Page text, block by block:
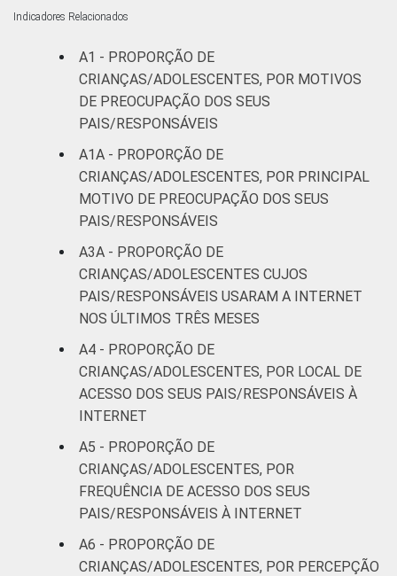
mais
FAIXA ETÁRIA
DA CRIANÇA
ADOLESCENTE
De 9 a 10
anos
De 11 a 12
anos
86
De 13 a 14
anos
De 15 a 17
anos
77
RENDA
FAMILIAR
Até 1 SM
Mais de 1
Mais de 2
SM até 3 SM
SM
Indicadores Relacionados
A1 - PROPORÇÃO DE
CRIANÇAS/ADOLESCENTES, POR MOTIVOS
DE PREOCUPAÇÃO DOS SEUS
PAIS/RESPONSÁVEIS
A1A - PROPORÇÃO DE
CRIANÇAS/ADOLESCENTES, POR PRINCIPAL
MOTIVO DE PREOCUPAÇÃO DOS SEUS
PAIS/RESPONSÁVEIS
A3A - PROPORÇÃO DE
CRIANÇAS/ADOLESCENTES CUJOS
PAIS/RESPONSÁVEIS USARAM A INTERNET
NOS ÚLTIMOS TRÊS MESES
A4 - PROPORÇÃO DE
CRIANÇAS/ADOLESCENTES, POR LOCAL DE
ACESSO DOS SEUS PAIS/RESPONSÁVEIS À
INTERNET
A5 - PROPORÇÃO DE
CRIANÇAS/ADOLESCENTES, POR
FREQUÊNCIA DE ACESSO DOS SEUS
PAIS/RESPONSÁVEIS À INTERNET
A6 - PROPORÇÃO DE
CRIANÇAS/ADOLESCENTES, POR PERCEPÇÃO